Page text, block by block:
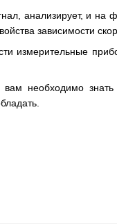
анализирует, и
зависимости
измерительные
необходимо